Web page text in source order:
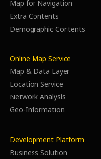
Map for Navigation
Extra Contents
Demographic Contents
Online Map Service
Map & Data Layer
Location Service
Network Analysis
Geo-Information
Development Platform
Business Solution